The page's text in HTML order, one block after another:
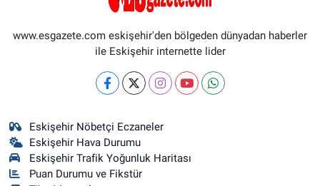
www.esgazete.com eskişehir'den bölgeden dünyadan haberler
ile Eskişehir internette lider
Eskişehir Nöbetçi Eczaneler
Eskişehir Hava Durumu
Eskişehir Trafik Yoğunluk Haritası
Puan Durumu ve Fikstür